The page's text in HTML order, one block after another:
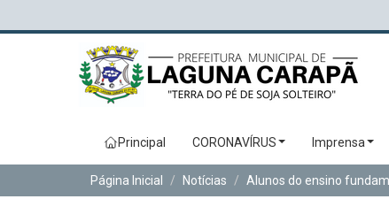
Principal CORONAVÍRUS Imprensa
Página Inicial Notícias Alunos do ensino